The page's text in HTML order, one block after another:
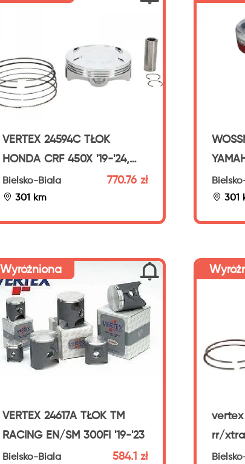
VERTEX 24594C TŁOK
HONDA CRF 450X '19-'24,
CRF 450
Bielsko-Biala
301 km
770.76 zł
301
Wyróżniona
VERTEX 24617A TŁOK TM
RACING EN/SM 300FI '19-'23
Bielsko-Biala
584.1 zł
vertex
rr/